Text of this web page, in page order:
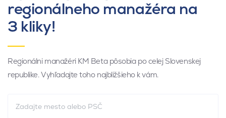
regionálneho manažéra na
3 kliky!
Regionálni manažéri KM Beta pôsobia po celej Slovenskej
republike. Vyhľadajte toho najbližšieho k vám.